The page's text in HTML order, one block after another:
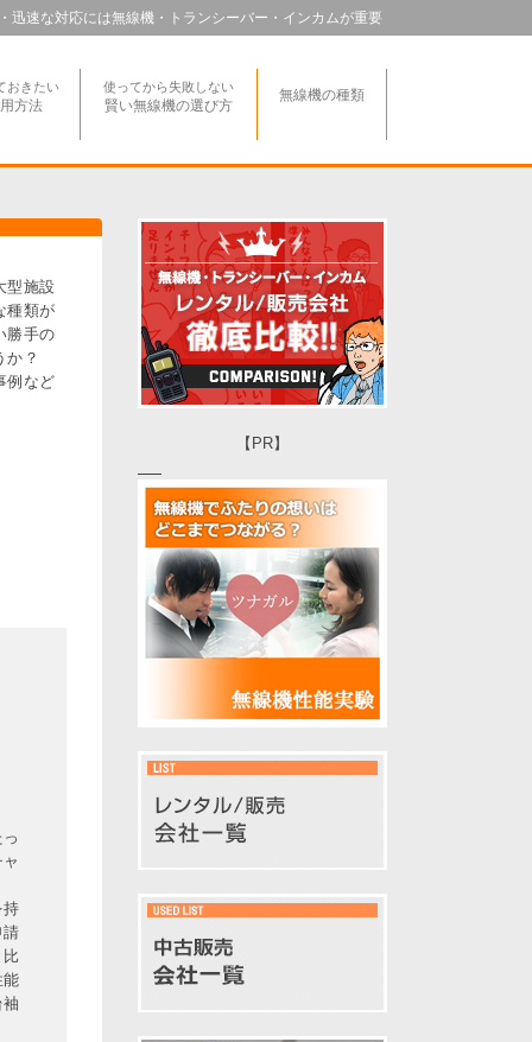
おきたい
方法
使ってから失敗しない
賢い無線機の選び方
無線機の種類
迅速な対応には無線機・トランシーバー・インカムが重要
型施設
種類が
勝手の
か？
例など
持
請
比
能
【PR】